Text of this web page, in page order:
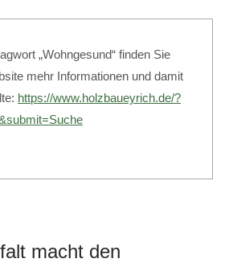
„Wohngesund“ finden Sie
mehr Informationen und damit
https://www.holzbaueyrich.de/?
macht den